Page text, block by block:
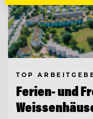
TOP
Ferien- und